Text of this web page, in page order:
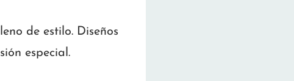
de estilo. Diseños
especial.